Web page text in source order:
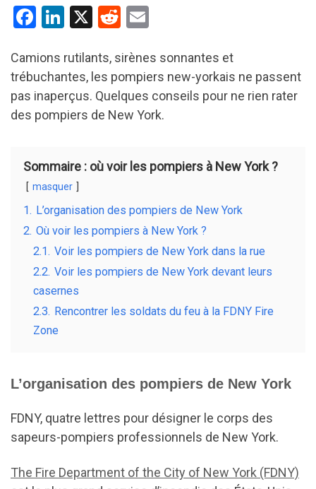
F
ce
b
o
o
Li
ke
dI
n
X
R
d
di
t
ail
Camions rutilants, sirènes sonnantes et
trébuchantes, les pompiers new-yorkais ne passent
pas inaperçus. Quelques conseils pour ne rien rater
des pompiers de New York.
Sommaire : où voir les pompiers à New York ?
masquer
1. L’organisation des pompiers de New York
2. Où voir les pompiers à New York ?
2.1. Voir les pompiers de New York dans la rue
2.2. Voir les pompiers de New York devant leurs
casernes
2.3. Rencontrer les soldats du feu à la FDNY Fire
Zone
L’organisation des pompiers de New York
FDNY, quatre lettres pour désigner le corps des
sapeurs-pompiers professionnels de New York.
The Fire Department of the City of New York (FDNY)